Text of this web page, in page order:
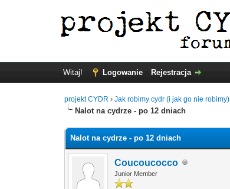
Witaj! Logowanie Rejestracja
projekt CYDR ›Jak robimy cydr (i jak go nie robimy)
Nalot na cydrze - po 12 dniach
Nalot na cydrze - po 12 dniach
Coucoucocco
Junior Member